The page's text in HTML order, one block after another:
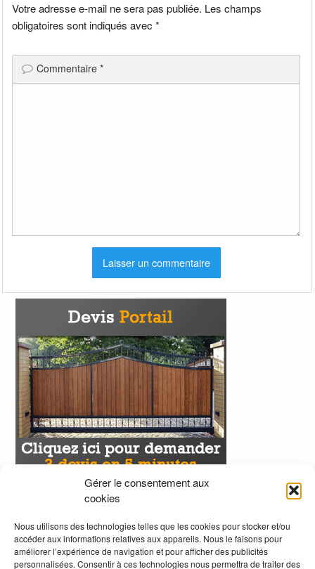
Gérer le consentement aux
cookies
Nous utilisons des technologies telles que les cookies pour stocker et/ou
accéder aux informations relatives aux appareils. Nous le faisons pour
améliorer l’expérience de navigation et pour afficher des publicités
personnalisées. Consentir à ces technologies nous permettra de traiter des
Votre adresse e-mail ne sera pas publiée. Les champs
obligatoires sont indiqués avec*
Commentaire*